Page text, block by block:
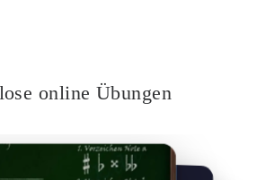
online Übungen